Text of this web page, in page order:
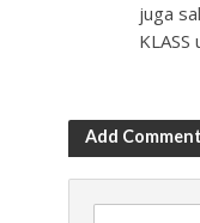
juga
Add Comment